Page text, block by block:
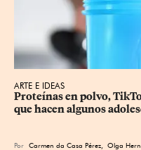
ARTE E IDEAS
Proteínas en polvo,
que hacen algunos
Por Carmen da Casa Pérez Olga